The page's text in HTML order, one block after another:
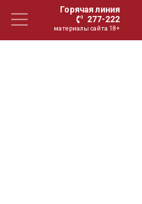
Горячая линия
277-222
материалы сайта 18+